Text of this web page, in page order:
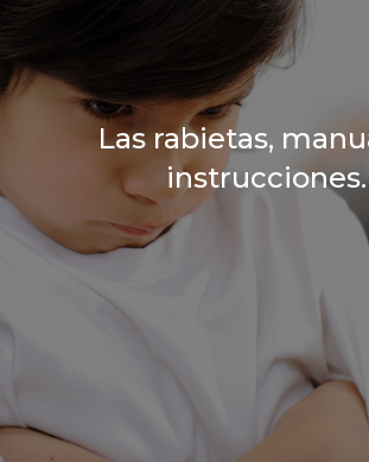
Las rabietas,
instrucciones.